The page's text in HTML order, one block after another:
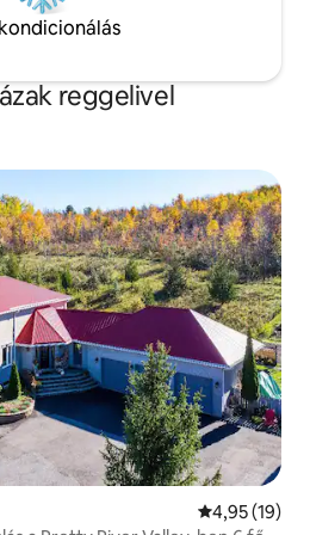
reggelivel
Átlagos
4,95 (19)